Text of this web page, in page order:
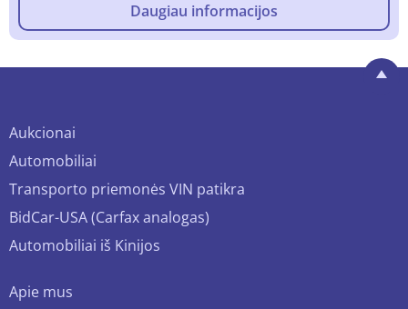
Daugiau informacijos
Aukcionai
Automobiliai
Transporto priemonės VIN patikra
BidCar-USA (Carfax analogas)
Automobiliai iš Kinijos
Apie mus